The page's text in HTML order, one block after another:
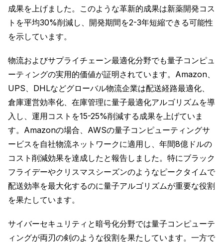
成果を上げました。このような革新的成果は新薬開発コス
トを平均30%削減し、開発期間を2-3年短縮できる可能性
を示しています。
物流およびサプライチェーン最適化分野でも量子コンピュ
ーティングの実用的価値が証明されています。Amazon、
UPS、DHLなどグローバル物流企業は配送経路最適化、
倉庫運営効率化、在庫管理に量子最適化アルゴリズムを導
入し、運用コストを15-25%削減する成果を上げていま
す。Amazonの場合、AWSの量子コンピューティングサ
ービスを自社物流ネットワークに適用し、年間8億ドルの
コスト削減効果を達成したと報告しました。特にブラック
フライデーやクリスマスシーズンのようなピークタイムで
配送効率を最大化するのに量子アルゴリズムが重要な役割
を果たしています。
サイバーセキュリティと暗号化分野では量子コンピューテ
ィングが両刃の剣のような役割を果たしています。一方で